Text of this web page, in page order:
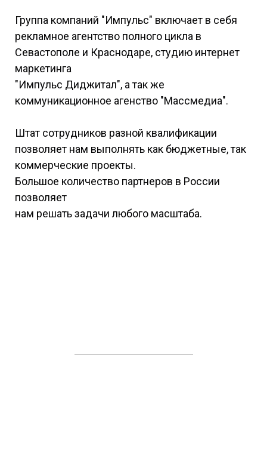
Группа компаний "Импульс" включает в себя
рекламное агентство полного цикла в
Севастополе и Краснодаре, студию интернет
маркетинга
"Импульс Диджитал", а так же
коммуникационное агенство "Массмедиа".
Штат сотрудников разной квалификации
позволяет нам выполнять как бюджетные, так
коммерческие проекты.
Большое количество партнеров в России
позволяет
нам решать задачи любого масштаба.